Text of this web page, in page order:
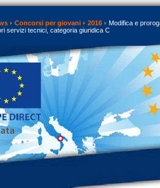
Concorsi per giovani 2016
Modifica e
servizi tecnici, categoria giuridica C